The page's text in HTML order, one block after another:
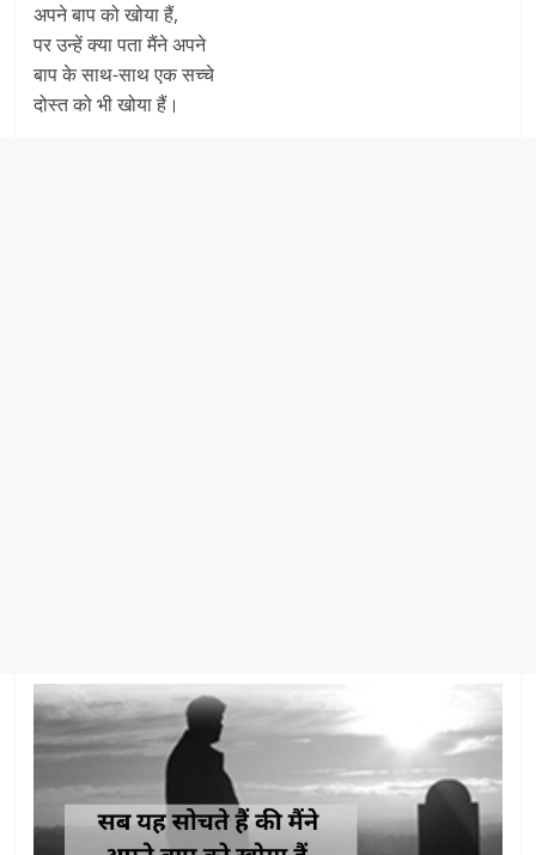
अपने बाप को खोया हैं,
पर उन्हें क्या पता मैंने अपने
बाप के साथ-साथ एक सच्चे
दोस्त को भी खोया हैं।